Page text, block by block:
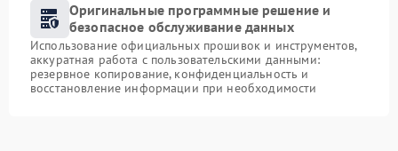
Оригинальные программные решение и
безопасное обслуживание данных
Использование официальных прошивок и инструментов,
аккуратная работа с пользовательскими данными:
резервное копирование, конфиденциальность и
восстановление информации при необходимости